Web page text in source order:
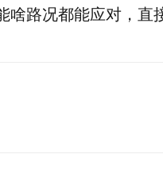
啥路况都能应对，直